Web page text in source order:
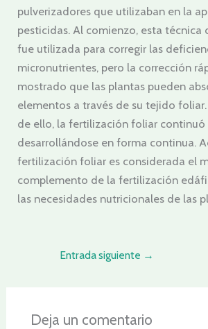
pulverizadores que utilizaban en la
pesticidas. Al comienzo, esta técnica
fue utilizada para corregir las
micronutrientes, pero la corrección
mostrado que las plantas pueden
elementos a través de su tejido
de ello, la fertilización foliar continuó
desarrollándose en forma continua.
fertilización foliar es considerada el
complemento de la fertilización
las necesidades nutricionales de las
Entrada siguiente →
Deja un comentario